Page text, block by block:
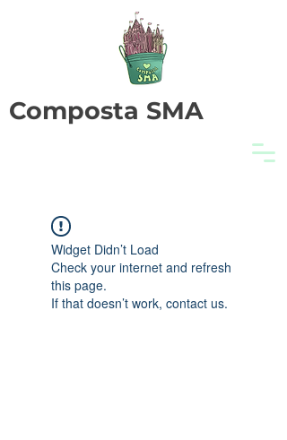
Composta SMA
Widget Didn’t Load
Check your internet and refresh
this page.
If that doesn’t work, contact us.